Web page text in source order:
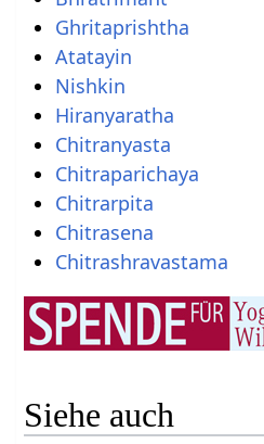
Ghritaprishtha
Atatayin
Nishkin
Hiranyaratha
Chitranyasta
Chitraparichaya
Chitrarpita
Chitrasena
Chitrashravastama
Siehe auch